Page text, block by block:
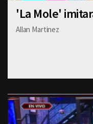
'La Mole'
Allan Martinez